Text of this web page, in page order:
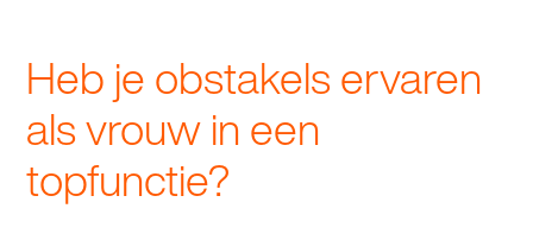
Heb je obstakels ervaren
als vrouw in een
topfunctie?